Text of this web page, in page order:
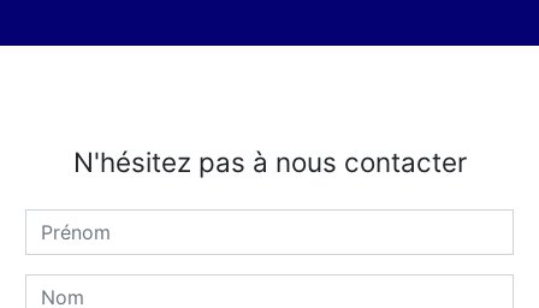
N'hésitez pas à nous contacter